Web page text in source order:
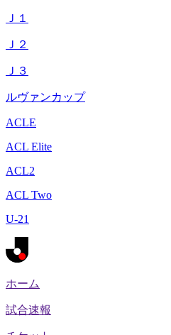
Ｊ１
Ｊ２
Ｊ３
ルヴァンカップ
ACLE
ACL Elite
ACL2
ACL Two
U-21
ホーム
試合速報